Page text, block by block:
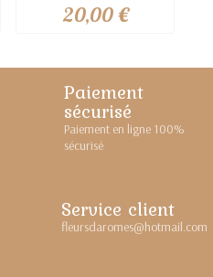
20,00 €
Paiement
sécurisé
Paiement en ligne 100%
sécurisé
Service client
fleursdaromes@hotmail.com